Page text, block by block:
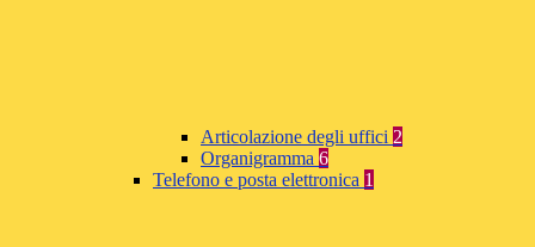
Articolazione degli uffici 2
Organigramma 6
Telefono e posta elettronica 1